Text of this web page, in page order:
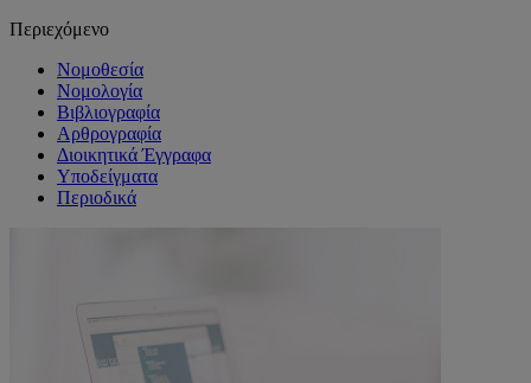
Περιεχόμενο
Νομοθεσία
Νομολογία
Βιβλιογραφία
Αρθρογραφία
Διοικητικά Έγγραφα
Υποδείγματα
Περιοδικά